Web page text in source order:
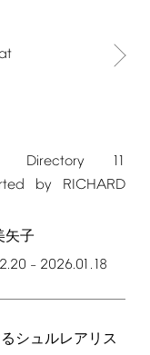
Directory
11
by
RICHARD
矢子
– 2026.01.18
シュルレアリス